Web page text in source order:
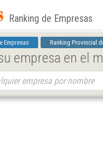
Ranking de Empresas
Empresas Ranking Provincial
empresa en el